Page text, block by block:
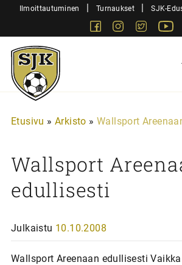
SiirryIlmoittautuminen | Turnaukset | SJK-
FacebookInstagram
Twitter
Sjk-
Juniorit
Etusivu » Arkisto » Wallsport
Wallsport
edullisesti
Julkaistu 10.10.2008
Wallsport Areenaan edullisesti